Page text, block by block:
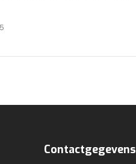
Contactgegevens